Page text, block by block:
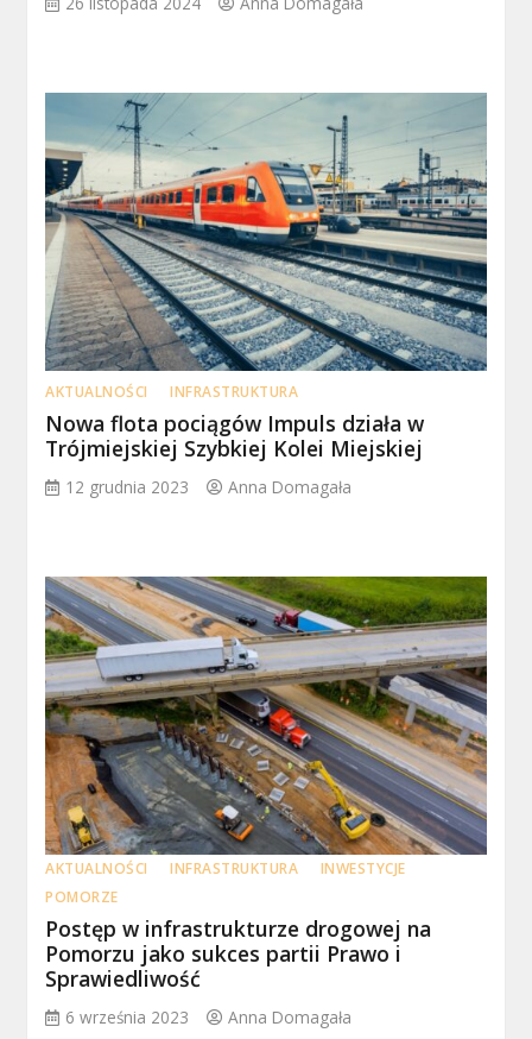
AKTUALNOŚCI INFRASTRUKTURA
Nowa flota pociągów Impuls działa w
Trójmiejskiej Szybkiej Kolei Miejskiej
12 grudnia 2023 Anna Domagała
AKTUALNOŚCI INFRASTRUKTURA
INWESTYCJE
POMORZE
Postęp w infrastrukturze drogowej na
Pomorzu jako sukces partii Prawo i
Sprawiedliwość
6 września 2023 Anna Domagała